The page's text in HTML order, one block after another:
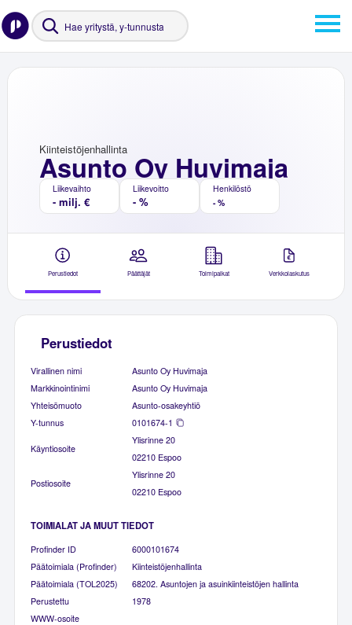
Asunto Oy Huvimaja
Kiinteistöjenhallinta
Liikevaihto
- milj. €
Liikevoitto
- %
Henkilöstö
- %
Perustiedot Päättäjät Toimipaikat Verkkolaskutus
Perustiedot
Virallinen nimi
Asunto Oy Huvimaja
Markkinointinimi
Asunto Oy Huvimaja
Yhteisömuoto
Asunto-osakeyhtiö
Y-tunnus
0101674-1
Käyntiosoite
Ylisrinne 20
02210 Espoo
Postiosoite
Ylisrinne 20
02210 Espoo
TOIMIALAT JA MUUT TIEDOT
Profinder ID
6000101674
Päätoimiala (Profinder)
Kiinteistöjenhallinta
Päätoimiala (TOL2025)
68202. Asuntojen ja asuinkiinteistöjen hallinta
Perustettu
1978
WWW-osoite